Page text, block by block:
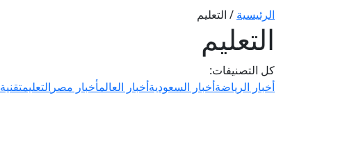
الرئيسية / التعليم
التعليم
كل التصنيفات:
أخبار الرياضةأخبار السعوديةأخبار العالمأخبار مصر التعليمتقنية